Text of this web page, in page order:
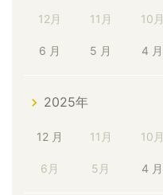
12月 11月 10月
6 月 5 月 4 月
2025年
12 月 11月 10月
6月 5月 4 月